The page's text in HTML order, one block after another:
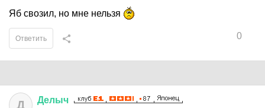
Яб свозил, но мне нельзя
0
Ответить
Д Делыч